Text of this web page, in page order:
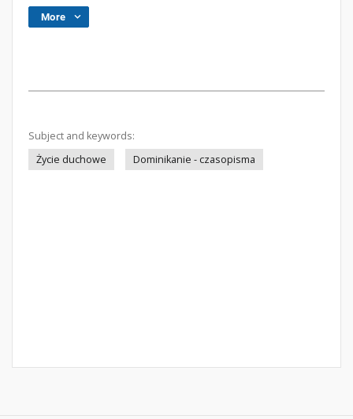
More
Subject and keywords:
Życie duchowe
Dominikanie - czasopisma